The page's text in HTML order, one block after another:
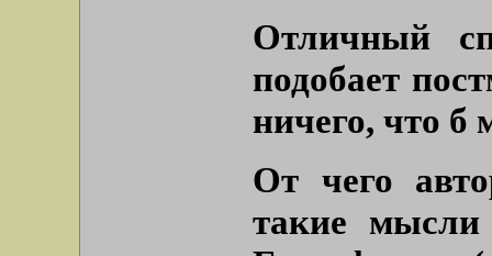
Отличный
подобает
ничего, что б
От чего
такие мысли